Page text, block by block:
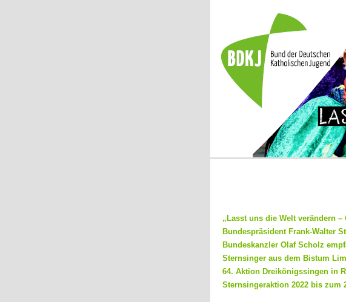
„Lasst uns die Welt verändern –
Bundespräsident Frank-Walter
Bundeskanzler Olaf Scholz
Sternsinger aus dem Bistum
64. Aktion Dreikönigssingen in
Sternsingeraktion 2022 bis zum